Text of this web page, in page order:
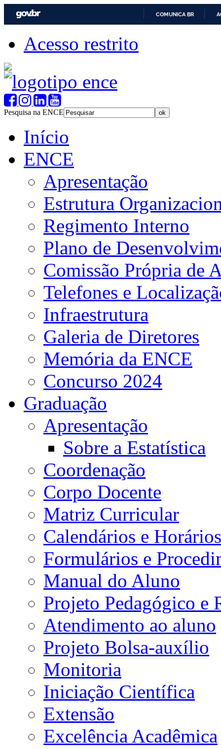
COMUNICA BR
Acesso restrito
Pesquisa na ENCE
Início
ENCE
Apresentação
Estrutura
Regimento Interno
Plano de
Comissão Própria de
Telefones e
Infraestrutura
Galeria de Diretores
Memória da ENCE
Concurso 2024
Graduação
Apresentação
Sobre a Estatística
Coordenação
Corpo Docente
Matriz Curricular
Calendários e Horários
Formulários e
Manual do Aluno
Projeto Pedagógico e
Atendimento ao aluno
Projeto Bolsa-auxílio
Monitoria
Iniciação Científica
Extensão
Excelência Acadêmica